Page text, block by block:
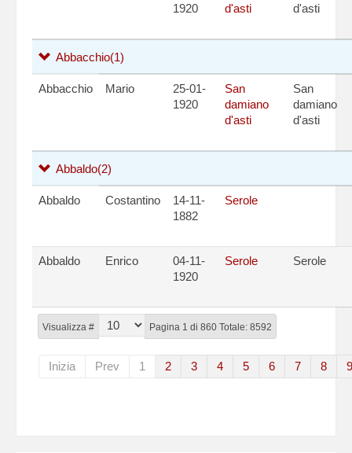
Visualizza # Pagina 1 di 860 Totale: 8592
Inizia Prev 1 2 3 4 5 6 7 8 9
1920
d'asti
d'asti
Abbacchio(1)
Abbacchio Mario
25-01-
1920
San
damiano
d'asti
San
damiano
d'asti
Abbaldo(2)
Abbaldo Costantino
14-11-
1882
Serole
Abbaldo Enrico
04-11-
1920
Serole Serole